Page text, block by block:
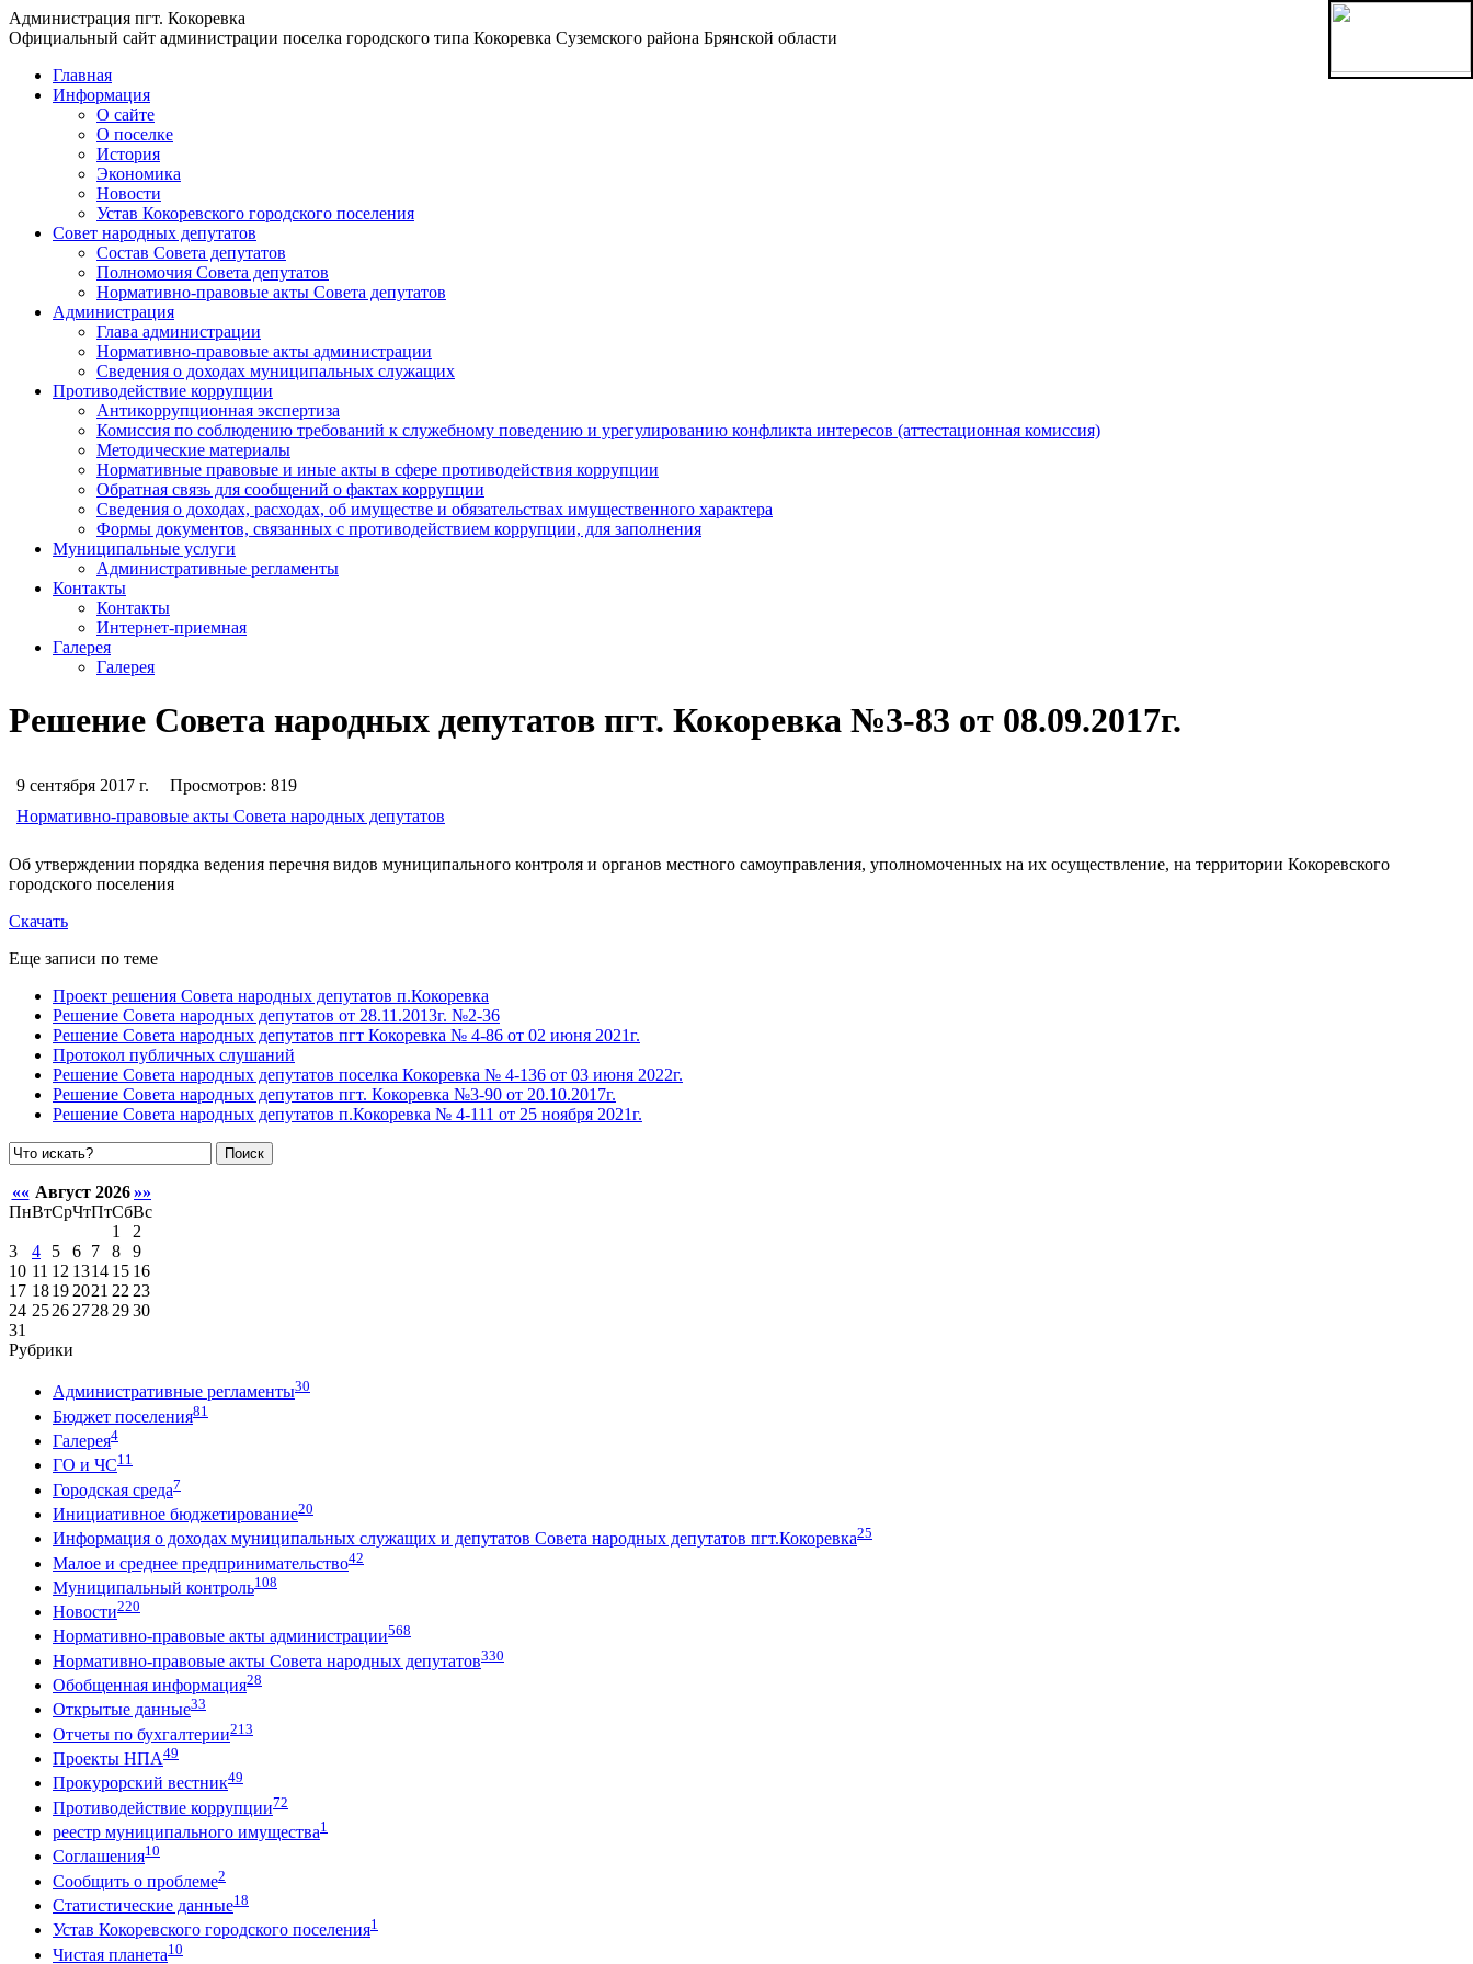
Администрация пгт. Кокоревка
Официальный сайт администрации поселка городского типа Кокоревка Суземского района Брянской области
Главная
Информация
О сайте
О поселке
История
Экономика
Новости
Устав Кокоревского городского поселения
Совет народных депутатов
Состав Совета депутатов
Полномочия Совета депутатов
Нормативно-правовые акты Совета депутатов
Администрация
Глава администрации
Нормативно-правовые акты администрации
Сведения о доходах муниципальных служащих
Противодействие коррупции
Антикоррупционная экспертиза
Комиссия по соблюдению требований к служебному поведению и урегулированию конфликта интересов (аттестационная комиссия)
Методические материалы
Нормативные правовые и иные акты в сфере противодействия коррупции
Обратная связь для сообщений о фактах коррупции
Сведения о доходах, расходах, об имуществе и обязательствах имущественного характера
Формы документов, связанных с противодействием коррупции, для заполнения
Муниципальные услуги
Административные регламенты
Контакты
Контакты
Интернет-приемная
Галерея
Галерея
Решение Совета народных депутатов пгт. Кокоревка №3-83 от 08.09.2017г.
9 сентября 2017 г. Просмотров: 819
Нормативно-правовые акты Совета народных депутатов
Об утверждении порядка ведения перечня видов муниципального контроля и органов местного самоуправления, уполномоченных на их осуществление, на территории Кокоревского
городского поселения
Скачать
Еще записи по теме
Проект решения Совета народных депутатов п.Кокоревка
Решение Совета народных депутатов от 28.11.2013г. №2-36
Решение Совета народных депутатов пгт Кокоревка № 4-86 от 02 июня 2021г.
Протокол публичных слушаний
Решение Совета народных депутатов поселка Кокоревка № 4-136 от 03 июня 2022г.
Решение Совета народных депутатов пгт. Кокоревка №3-90 от 20.10.2017г.
Решение Совета народных депутатов п.Кокоревка № 4-111 от 25 ноября 2021г.
Поиск
«« Август 2026 »»
ПнВтСрЧтПтСбВс
1
2
3
4 5 6 7 8
9
10 11 12 1314 15 16
17 1819 2021 22 23
24 2526 2728 2930
31
Рубрики
Административные регламенты30
Бюджет поселения81
Галерея4
ГО и ЧС11
Городская среда7
Инициативное бюджетирование20
Информация о доходах муниципальных служащих и депутатов Совета народных депутатов пгт.Кокоревка25
Малое и среднее предпринимательство42
Муниципальный контроль108
Новости220
Нормативно-правовые акты администрации568
Нормативно-правовые акты Совета народных депутатов330
Обобщенная информация28
Открытые данные33
Отчеты по бухгалтерии213
Проекты НПА49
Прокурорский вестник49
Противодействие коррупции72
реестр муниципального имущества1
Соглашения10
Сообщить о проблеме2
Статистические данные18
Устав Кокоревского городского поселения1
Чистая планета10